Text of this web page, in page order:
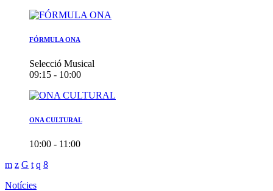
FÓRMULA ONA
Selecció Musical
09:15 - 10:00
ONA CULTURAL
10:00 - 11:00
Notícies